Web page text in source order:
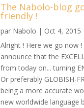
The Nabolo-blog
friendly !
par Nabolo | Oct 4, 2015
Alright ! Here we go now
announce that the
from today on... turning
Or preferably GLOBISH-
being a more accurate
new worldwide language